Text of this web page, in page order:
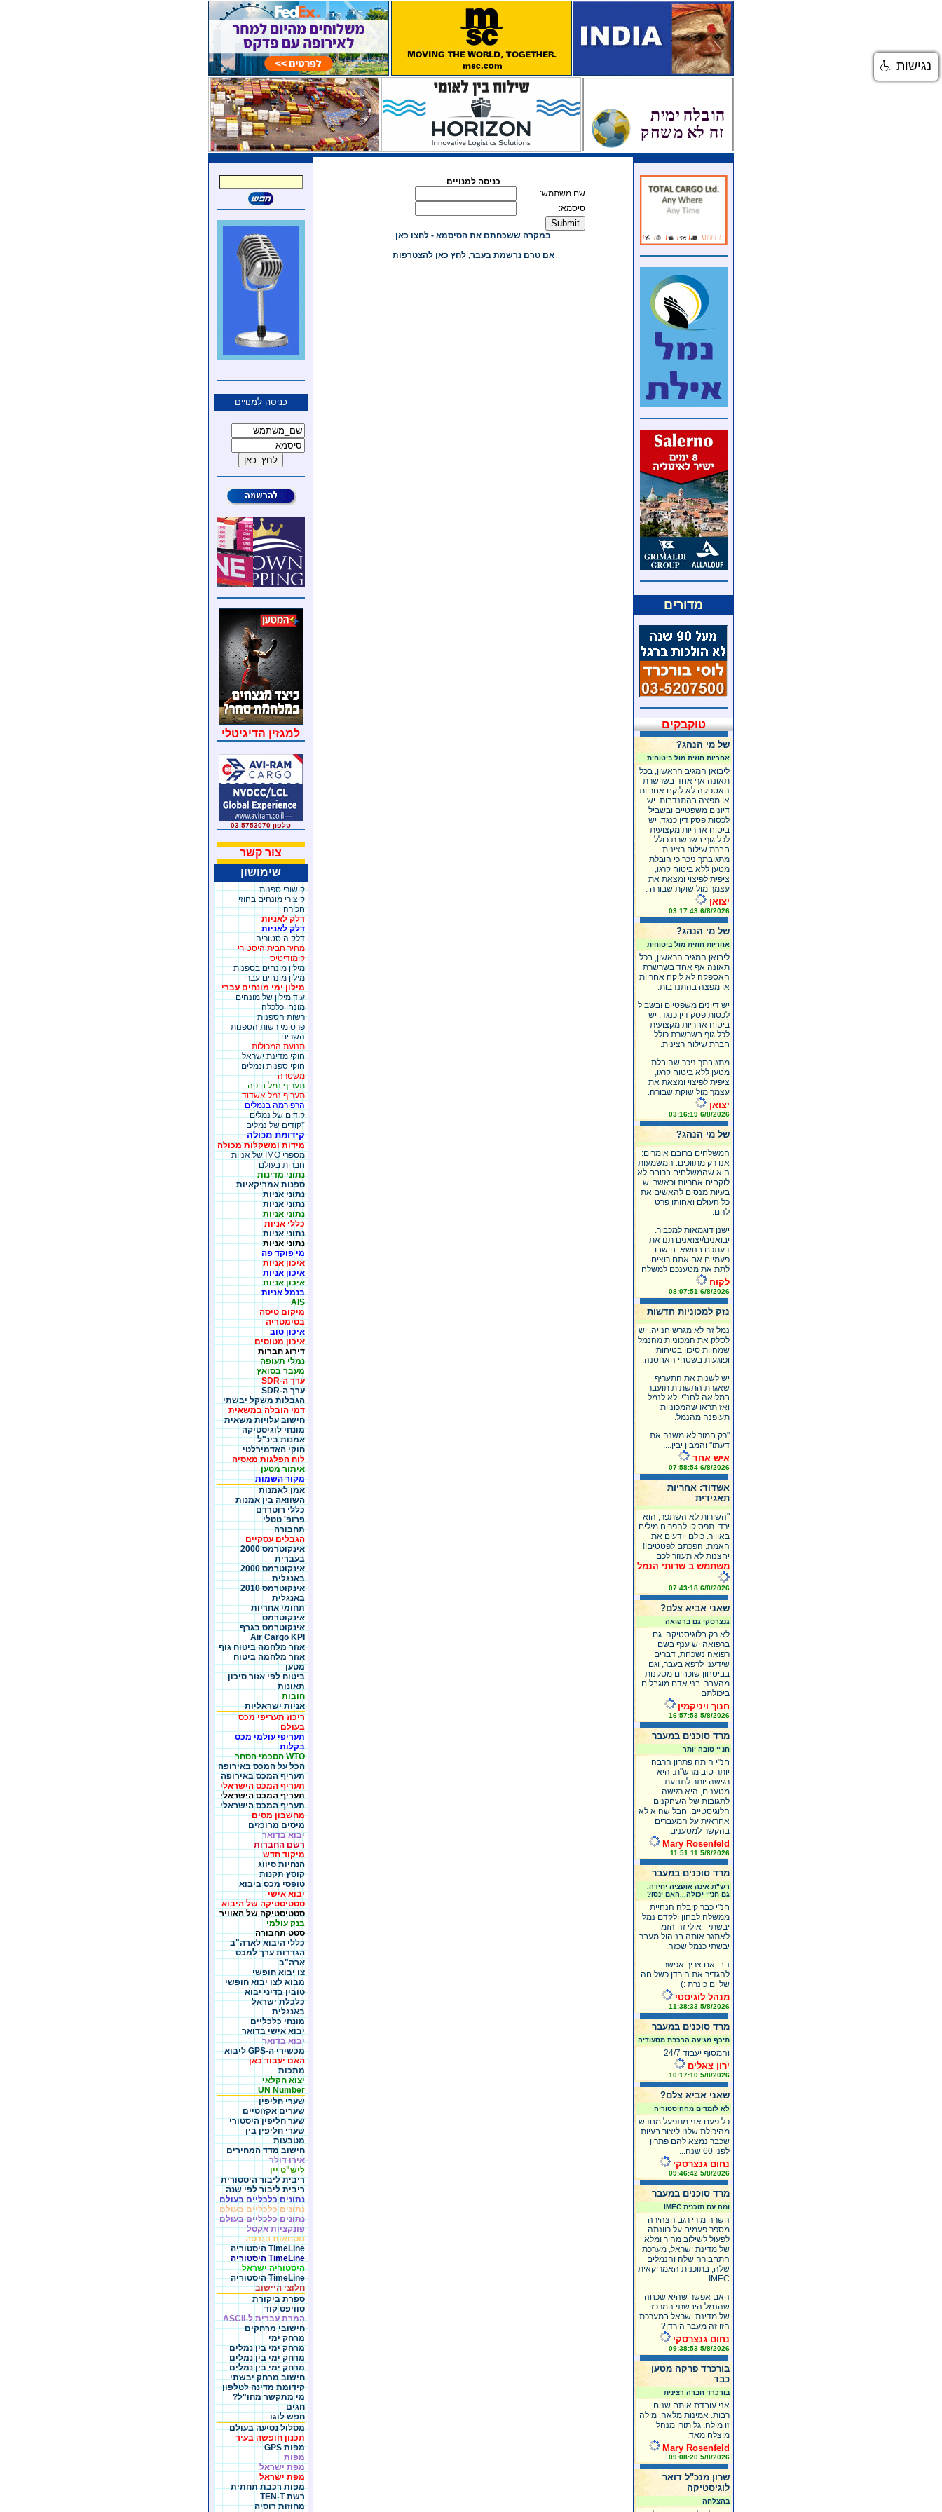
מדורים
טוקבקים
של מי הנהג?
אחריות חוזית מול ביטוחית
ליבואן המגיב הראשון, בכל
תאונה אף אחד בשרשרת
האספקה לא לוקח אחריות
או מפצה בהתנדבות. יש
דיונים משפטיים ובשביל
לכסות פסק דין כנגד, יש
ביטוח אחריות מקצועית
לכל גוף בשרשרת כולל
חברת שילוח רצינית.
מתגובתך ניכר כי הובלת
מטען ללא ביטוח קרגו,
ציפית לפיצוי ומצאת את
עצמך מול שוקת שבורה .
יצואן
6/8/2026 03:17:43
של מי הנהג?
אחריות חוזית מול ביטוחית
ליבואן המגיב הראשון, בכל
תאונה אף אחד בשרשרת
האספקה לא לוקח אחריות
או מפצה בהתנדבות.
יש דיונים משפטיים ובשביל
לכסות פסק דין כנגד, יש
ביטוח אחריות מקצועית
לכל גוף בשרשרת כולל
חברת שילוח רצינית.
מתגובתך ניכר שהובלת
מטען ללא ביטוח קרגו,
ציפית לפיצוי ומצאת את
עצמך מול שוקת שבורה.
יצואן
6/8/2026 03:16:19
של מי הנהג?
המשלחים ברובם אומרים:
אנו רק מתווכים. המשמעות
היא שהמשלחים ברובם לא
לוקחים אחריות וכאשר יש
בעיות מנסים להאשים את
כל העולם ואחותו פרט
להם.
ישנן דוגמאות למכביר.
יבואנים/יצואנים תנו את
דעתכם בנושא. חישבו
פעמיים אם אתם רוצים
לתת את מטענכם למשלח
לקוח
6/8/2026 08:07:51
נזק למכוניות חדשות
נמל זה לא מגרש חנייה. יש
לסלק את המכוניות מהנמל
שמהוות סיכון בטיחותי
ופוגעות בשטחי האחסנה.
יש לשנות את התעריף
שאגרת התשתית תועבר
במלואה לחנ"י ולא לנמל
ואז תראו שהמכוניות
תעופנה מהנמל.
"רק חמור לא משנה את
דעתו" והמבין יבין....
איש אחד
6/8/2026 07:58:54
אשדוד: אחריות
תאגידית
"השירות לא השתפר, הוא
ירד. תפסיקו להפריח מילים
באוויר. כולם יודעים את
האמת. הפכתם לפטטים!!
יחצנות לא תעזור לכם
משתמש ב שרותי הנמל
6/8/2026 07:43:18
שאני אביא צלם?
גנצרסקי גם ברפואה
לא רק בלוגיסטיקה. גם
ברפואה יש ענף בשם
רפואה נשכחת, דברים
שידענו לרפא בעבר, וגם
בביטחון שוכחים מסקנות
מהעבר. בני אדם מוגבלים
ביכולתם
חנוך ויניקמין
5/8/2026 16:57:53
מרד סוכנים במעבר
חנ"י טובה יותר
חנ"י היתה פתרון הרבה
יותר טוב מרש"ת. היא
רגישה יותר לתנועת
מטענים, היא רגישה
לתגובות של השחקנים
הלוגיסטיים. חבל שהיא לא
אחראית על המעברים
בהקשר למטענים.
Mary Rosenfeld
5/8/2026 11:51:11
מרד סוכנים במעבר
רש"ת אינה אופציה יחידה.
גם חנ"י יכולה...האם ינסו?
חנ"י כבר קיבלה הנחיית
ממשלה לבחון ולקדם נמל
יבשתי - אולי זה הזמן
לאתגר אותה בניהול מעבר
יבשתי כנמל שכזה.
נ.ב. אם צריך אפשר
להגדיר את הירדן כשלוחה
של ים כינרת :)
מנהל לוגיסטי
5/8/2026 11:38:33
מרד סוכנים במעבר
תיכף מגיעה הרכבת מסעודיה
והמסוף יעבוד 24/7
ירון צאלים
5/8/2026 10:17:10
שאני אביא צלם?
לא לומדים מההיסטוריה
כל פעם אני מתפעל מחדש
מהיכולת שלנו ליצור בעיות
שכבר נמצא להם פתרון
לפני 60 שנה...
נחום גנצרסקי
5/8/2026 09:46:42
מרד סוכנים במעבר
ומה עם תוכנית IMEC
השרה מירי רגב הצהירה
מספר פעמים על כוונתה
לפעול לשילוב מהיר ומלא
של מדינת ישראל, מערכת
התחבורה שלה והנמלים
שלה, בתוכנית האמריקאית
IMEC.
האם אפשר שהיא שכחה
שהנמל היבשתי המרכזי
של מדינת ישראל במערכת
הזו זה מעבר הירדן?
נחום גנצרסקי
5/8/2026 09:38:53
בורכרד פרקה מטען
כבד
בורכרד חברה רצינית
אני עובדת איתם שנים
רבות. אמינות מלאה. מילה
זו מילה. גל תורן מנהל
מוצלח מאד.
Mary Rosenfeld
5/8/2026 09:08:20
שרון מנכ"ל דואר
לוגיסטיקה
בהצלחה
כניסה למנויים
שם משתמש:
סיסמא:
במקרה ששכחתם את הסיסמא - לחצו כאן
אם טרם נרשמת בעבר, לחץ כאן להצטרפות
כניסה למנויים
למגזין הדיגיטלי
טלפון 03-5753070
צור קשר
שימושון
קישורי ספנות
קיצורי מונחים בחוזי
חכירה
דלק לאניות
דלק לאניות
דלק היסטוריה
מחיר חבית היסטורי
קומודיטיס
מילון מונחים בספנות
מילון מונחים עברי
מילון ימי מונחים עברי
עוד מילון של מונחים
מונחי כלכלה
רשות הספנות
פרסומי רשות הספנות
השרים
תנועת המכולות
חוקי מדינת ישראל
חוקי ספנות ונמלים
משטרה
תעריף נמל חיפה
תעריף נמל אשדוד
הרפורמה בנמלים
קודים של נמלים
*קודים של נמלים
קידומת מכולה
מידות ומשקלות מכולה
מספרי IMO של אניות
חברות בעולם
נתוני מדינות
ספנות אמריקאיות
נתוני אניות
נתוני אניות
נתוני אניות
כללי אניות
נתוני אניות
נתוני אניות
מי פוקד פה
איכון אניות
איכון אניות
איכון אניות
בנמל אניות
AIS
מיקום טיסה
בטימטריה
איכון טוב
איכון מטוסים
דירוג חברות
נמלי תעופה
מעבר בסואץ
ערך ה-SDR
ערך ה-SDR
הגבלות משקל יבשתי
דמי הובלה במשאית
חישוב עלויות משאית
מונחי לוגיסטיקה
אמנות בינ"ל
חוקי האדמירלטי
לוח הפלגות מאסיה
איתור מטען
מקור השמות
אמן לאמנות
השוואה בין אמנות
כללי רוטרדם
פרופ' טטלי
תחבורה
הגבלים עסקיים
אינקוטרמס 2000
בעברית
אינקוטרמס 2000
באנגלית
אינקוטרמס 2010
באנגלית
תחומי אחריות
אינקוטרמס
אינקוטרמס בגרף
Air Cargo KPI
אזור מלחמה ביטוח גוף
אזור מלחמה ביטוח
מטען
ביטוח לפי אזור סיכון
תאונות
חובות
אניות ישראליות
ריכוז תעריפי מכס
בעולם
תעריפי עולמי מכס
בקלות
WTO הסכמי הסחר
הכל על המכס באירופה
תעריף המכס באירופה
תעריף המכס הישראלי
תעריף המכס הישראלי
תעריף המכס הישראלי
מחשבון מסים
מיסים מרוכזים
יבוא בדואר
רשם החברות
מיקוד חדש
הנחיות סיווג
קוסץ תקנות
טופסי מכס ביבוא
יבוא אישי
סטטיסטיקה של היבוא
סטטיסטיקה של האוויר
בנק עולמי
סטט תחבורה
כללי היבוא לארה"ב
הגדרות ערך למכס
ארה"ב
צו יבוא חופשי
מבוא לצו יבוא חופשי
טובין בדיני יבוא
כלכלת ישראל
באנגלית
מונחי כלכליים
יבוא אישי בדואר
יבוא בדואר
מכשירי ה-GPS ליבוא
האם יעבוד כאן
מתכות
יצוא חקלאי
UN Number
שערי חליפין
שערים אקזוטיים
שער חליפין היסטורי
שערי חליפין בין
מטבעות
חישוב מדד המחירים
אירו דולר
ליש"ט יין
ריבית ליבור היסטורית
ריבית ליבור לפי שנה
נתונים כלכליים בעולם
נתונים כלכליים בעולם
נתונים כלכליים בעולם
פונקציות אקסל
נוסחאות הנדסה
TimeLine היסטוריה
TimeLine היסטוריה
היסטוריה ישראל
TimeLine היסטוריה
חלוצי היישוב
ספרת ביקורת
סוויפט קוד
המרת עברית ל-ASCII
חישובי מרחקים
מרחק ימי
מרחק ימי בין נמלים
מרחק ימי בין נמלים
מרחק ימי בין נמלים
חישוב מרחק יבשתי
קידומת מדינה לטלפון
מי מתקשר מחו"ל?
חגים
חפש לוגו
מסלול נסיעה בעולם
תכנון חופשה בעיר
מפות GPS
מפות
מפת ישראל
מפת ישראל
מפות רכבת תחתית
רשת TEN-T
מחוזות רוסיה
נגישות